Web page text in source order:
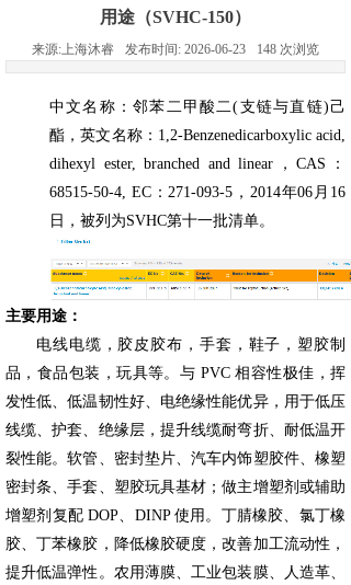
用途（SVHC-150）
来源:上海沐睿 发布时间: 2026-06-23 148 次浏览
中文名称：邻苯二甲酸二(支链与直链)己
酯，英文名称：1,2-Benzenedicarboxylic acid,
dihexyl ester, branched and linear，CAS：
68515-50-4, EC：271-093-5，2014年06月16
日，被列为SVHC第十一批清单。
主要用途：
电线电缆，胶皮胶布，手套，鞋子，塑胶制
品，食品包装，玩具等。与 PVC 相容性极佳，挥
发性低、低温韧性好、电绝缘性能优异，用于低压
线缆、护套、绝缘层，提升线缆耐弯折、耐低温开
裂性能。软管、密封垫片、汽车内饰塑胶件、橡塑
密封条、手套、塑胶玩具基材；做主增塑剂或辅助
增塑剂复配 DOP、DINP 使用。丁腈橡胶、氯丁橡
胶、丁苯橡胶，降低橡胶硬度，改善加工流动性，
提升低温弹性。农用薄膜、工业包装膜、人造革、